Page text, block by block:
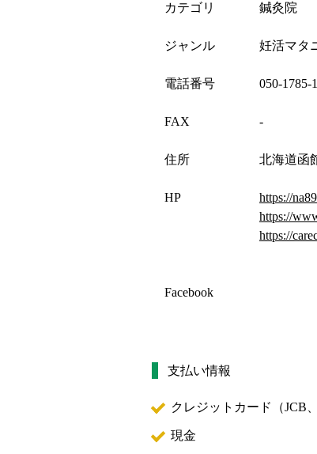
カテゴリ 鍼灸院
ジャンル 妊活マタ
電話番号 050-1785-
FAX -
住所 北海道函
HP
https://
https://
https://
Facebook
支払い情報
クレジットカード（JCB
現金